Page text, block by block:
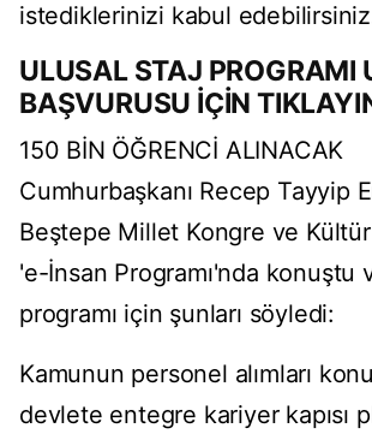
istediklerinizi kabul
ULUSAL STAJ PROGRAMI
BAŞVURUSU İÇİN
150 BİN ÖĞRENCİ ALINACAK
Cumhurbaşkanı Recep Tayyip
Beştepe Millet Kongre ve
'e-İnsan Programı'nda konuştu
programı için şunları söyledi:
Kamunun personel alımları
devlete entegre kariyer kapısı